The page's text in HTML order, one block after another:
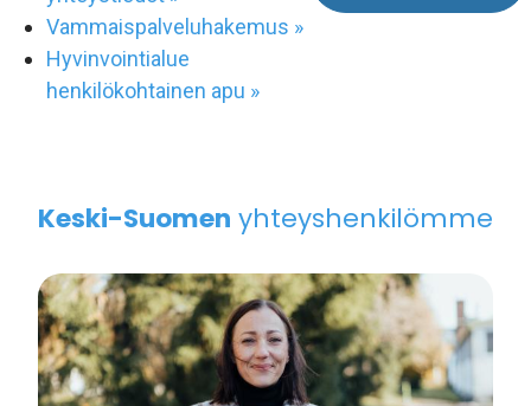
Vammaispalveluhakemus »
Hyvinvointialue
henkilökohtainen apu »
Keski-Suomen yhteyshenkilömme